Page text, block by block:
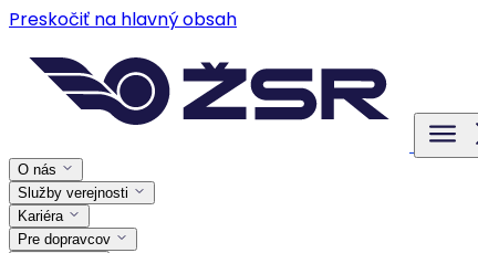
Preskočiť na hlavný obsah
O nás
Služby verejnosti
Kariéra
Pre dopravcov